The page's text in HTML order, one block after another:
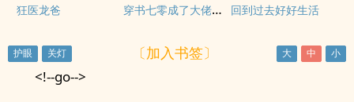
狂医龙爸 穿书七零成了大佬心头娇 回到过去好好生活
〔加入书签〕
<!--go-->